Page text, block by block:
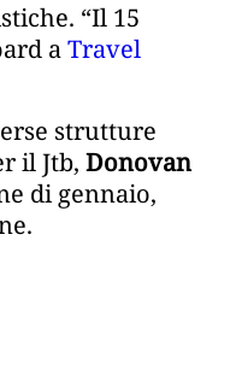
“Il 15
aTravel
strutture
il Jtb, Donovan
di gennaio,